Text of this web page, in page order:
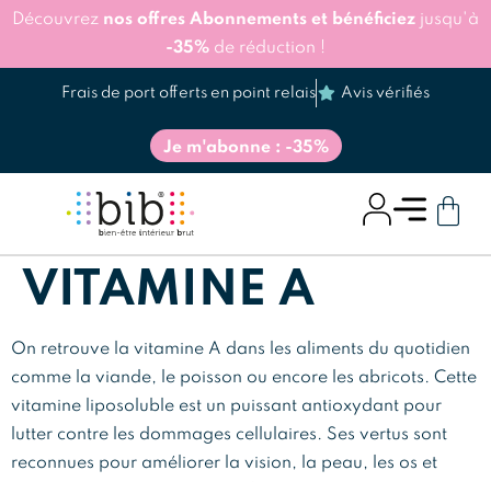
Découvrez nos offres Abonnements et bénéficiez jusqu'à
-35% de réduction !
Frais de port offerts en point relais Avis vérifiés
Je m'abonne : -35%
VITAMINE A
On retrouve la vitamine A dans les aliments du quotidien
comme la viande, le poisson ou encore les abricots. Cette
vitamine liposoluble est un puissant antioxydant pour
lutter contre les dommages cellulaires. Ses vertus sont
reconnues pour améliorer la vision, la peau, les os et